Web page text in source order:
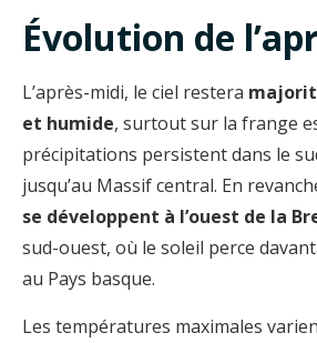
Évolution de
L’après-midi, le ciel restera
et humide, surtout sur la frange
précipitations persistent dans le
jusqu’au Massif central. En
se développent à l’ouest de la
sud-ouest, où le soleil perce
au Pays basque.
Les températures maximales